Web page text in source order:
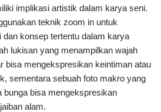
implikasi artistik dalam karya seni.
teknik zoom in untuk
konsep tertentu dalam karya
lukisan yang menampilkan wajah
bisa mengekspresikan keintiman atau
sementara sebuah foto makro yang
bunga bisa mengekspresikan
alam.